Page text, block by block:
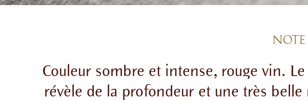
Couleur sombre et intense, rouge vin.
révèle de la profondeur et une très belle